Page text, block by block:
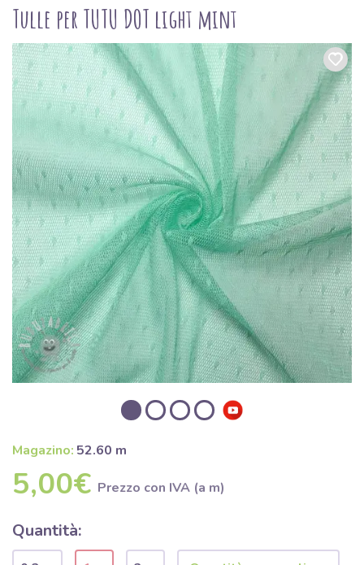
Tulle per TUTU DOT light mint
Magazino: 52.60 m
5,00€ Prezzo con IVA (a m)
Quantità: